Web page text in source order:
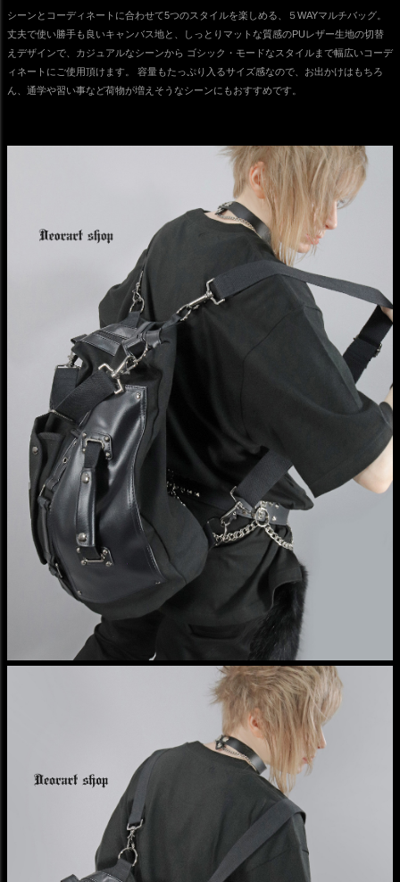
シーンとコーディネートに合わせて5つのスタイルを楽しめる、５WAYマルチバッグ。
丈夫で使い勝手も良いキャンバス地と、しっとりマットな質感のPUレザー生地の切替
えデザインで、カジュアルなシーンから ゴシック・モードなスタイルまで幅広いコーデ
ィネートにご使用頂けます。 容量もたっぷり入るサイズ感なので、お出かけはもちろ
ん、通学や習い事など荷物が増えそうなシーンにもおすすめです。